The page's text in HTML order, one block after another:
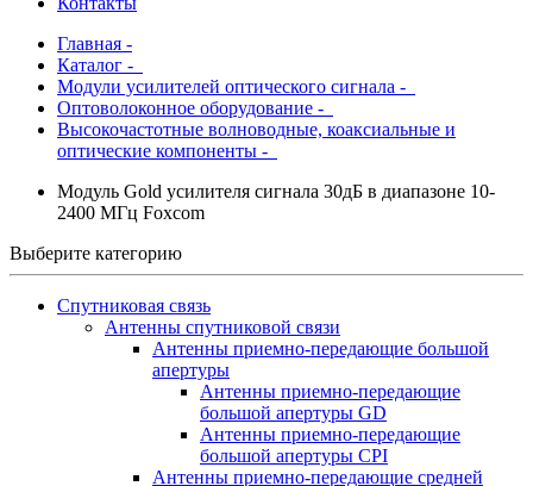
Главная -
Каталог -
Модули усилителей оптического сигнала -
Оптоволоконное оборудование -
Высокочастотные волноводные, коаксиальные и
оптические компоненты -
Модуль Gold усилителя сигнала 30дБ в диапазоне 10-
2400 МГц Foxcom
Выберите категорию
Спутниковая связь
Антенны спутниковой связи
Антенны приемно-передающие большой
апертуры
Антенны приемно-передающие
большой апертуры GD
Антенны приемно-передающие
большой апертуры CPI
Антенны приемно-передающие средней